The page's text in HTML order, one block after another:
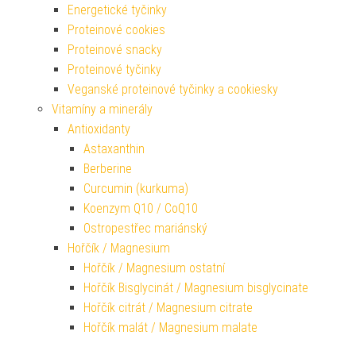
Energetické tyčinky
Proteinové cookies
Proteinové snacky
Proteinové tyčinky
Veganské proteinové tyčinky a cookiesky
Vitamíny a minerály
Antioxidanty
Astaxanthin
Berberine
Curcumin (kurkuma)
Koenzym Q10 / CoQ10
Ostropestřec mariánský
Hořčík / Magnesium
Hořčík / Magnesium ostatní
Hořčík Bisglycinát / Magnesium bisglycinate
Hořčík citrát / Magnesium citrate
Hořčík malát / Magnesium malate